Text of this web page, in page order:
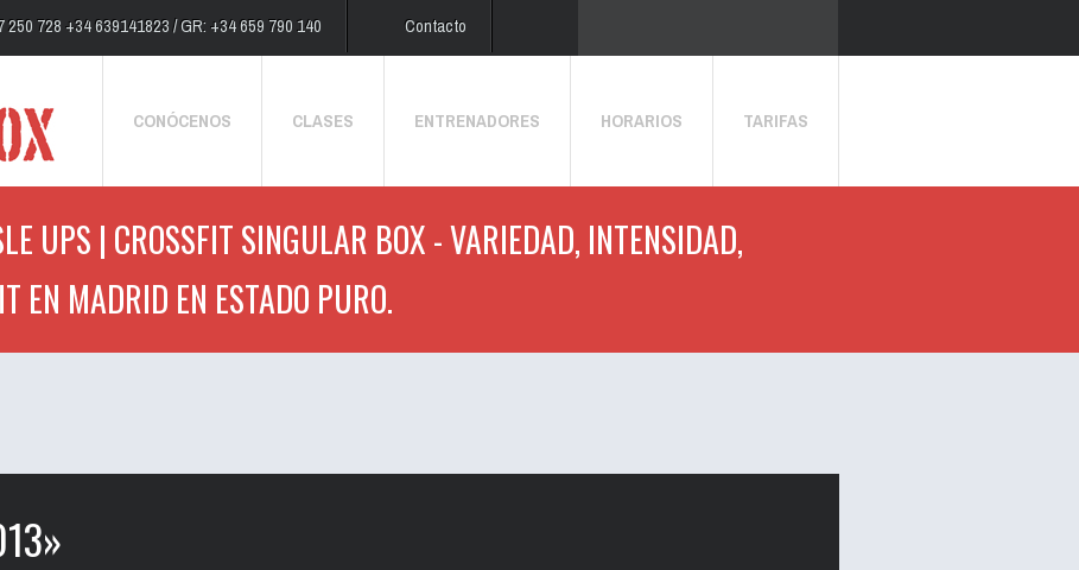
250 728 +34 639141823 / GR: +34 659 790 140 Contacto
CONÓCENOS CLASES ENTRENADORES HORARIOS TARIFAS
UPS | CROSSFIT SINGULAR BOX - VARIEDAD, INTENSIDAD,
EN MADRID EN ESTADO PURO.